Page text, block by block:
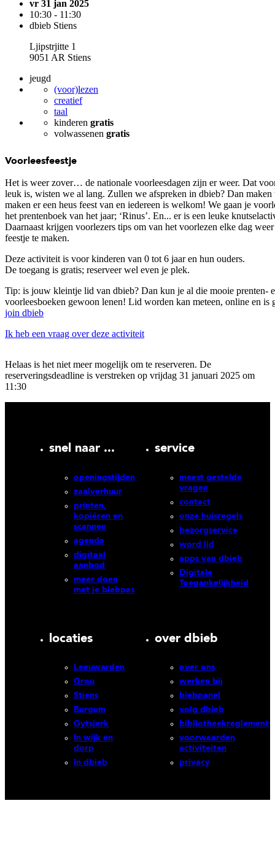
vr 31 jan 2025
10:30 - 11:30
dbieb Stiens
Ljipstrjitte 1
9051 AR Stiens
jeugd
(voor)lezen
creatief
taal
kinderen gratis
volwassenen gratis
Voorleesfeestje
Het is weer zover… de nationale voorleesdagen zijn er weer. Dat
leuk is, wisten we al lang. Zullen we afspreken in dbieb? Dan maken
maken er een heus feest van en iedereen is welkom! We gaan je
het prentenboek van het jaar; ‘Rinus’. En... er is een leuke
Daarnaast krijgen voorlezers tips om van het voorlezen elke dag weer
feestje te maken.
Deze activiteit is voor kinderen van 0 tot 6 jaar en hun ouders.
De toegang is gratis; reserveer wel even je plek.
Tip: is jouw kleintje lid van dbieb? Dan kun je al die mooie prenten-
voorleesboeken gewoon lenen! Lid worden kan meteen, online en is
join dbieb
Ik heb een vraag over deze activiteit
Helaas is het niet meer mogelijk om te reserveren. De
reserveringsdeadline is verstreken op vrijdag 31 januari 2025 om
11:30
snel naar ...
openingstijden
zaalverhuur
printen,
kopiëren en
scannen
agenda
digitaal
aanbod
meer doen
met je biebpas
service
meest gestelde
vragen
contact
onze huisregels
bezorgservice
word lid
apps van dbieb
Digitale
Toegankelijkheid
locaties
Leeuwarden
Grou
Stiens
Burgum
Gytsjerk
In wijk en
dorp
In dbieb
over dbieb
over ons
werken bij
biebpanel
volg dbieb
bibliotheekreglement
voorwaarden
activiteiten
privacy